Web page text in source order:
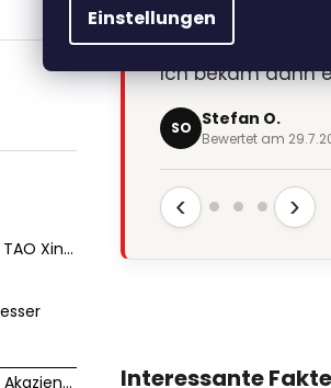
Einstellungen
Universelles chinesisches Messer TAO XinZuo Jiang B46D 18 cm
5 Sternen.
Magnetleiste für Messer 50 cm - Akazienholz HezHen
„Shop hat mich
etwas zum
Ich bekam dann
SO Stefan O.
Bewertet am
‹ ›
Interessante